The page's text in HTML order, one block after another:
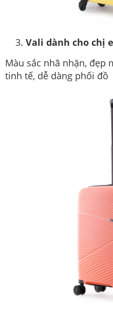
Vali dành cho chị
Màu sắc nhã nhặn, đẹp
tinh tế, dễ dàng phối đồ